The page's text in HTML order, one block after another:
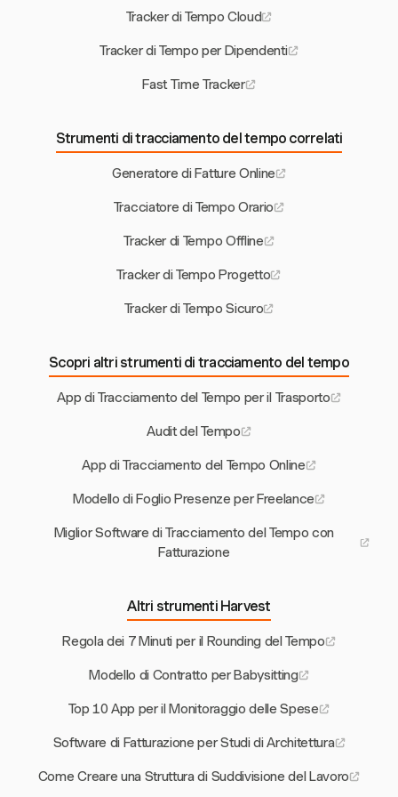
Tracker di Tempo Cloud
Tracker di Tempo per Dipendenti
Fast Time Tracker
Strumenti di tracciamento del tempo correlati
Generatore di Fatture Online
Tracciatore di Tempo Orario
Tracker di Tempo Offline
Tracker di Tempo Progetto
Tracker di Tempo Sicuro
Scopri altri strumenti di tracciamento del tempo
App di Tracciamento del Tempo per il Trasporto
Audit del Tempo
App di Tracciamento del Tempo Online
Modello di Foglio Presenze per Freelance
Miglior Software di Tracciamento del Tempo con
Fatturazione
Altri strumenti Harvest
Regola dei 7 Minuti per il Rounding del Tempo
Modello di Contratto per Babysitting
Top 10 App per il Monitoraggio delle Spese
Software di Fatturazione per Studi di Architettura
Come Creare una Struttura di Suddivisione del Lavoro